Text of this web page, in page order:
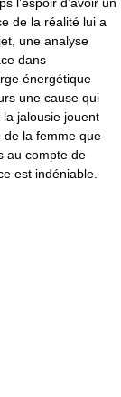
de la réalité lui a
une analyse
dans
énergétique
une cause qui
la jalousie jouent
de la femme que
au compte de
est indéniable.